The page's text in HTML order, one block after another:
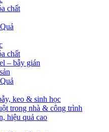
chất
chất
– bẫy gián
keo & sinh học
trong nhà & công trình
hiệu quả cao